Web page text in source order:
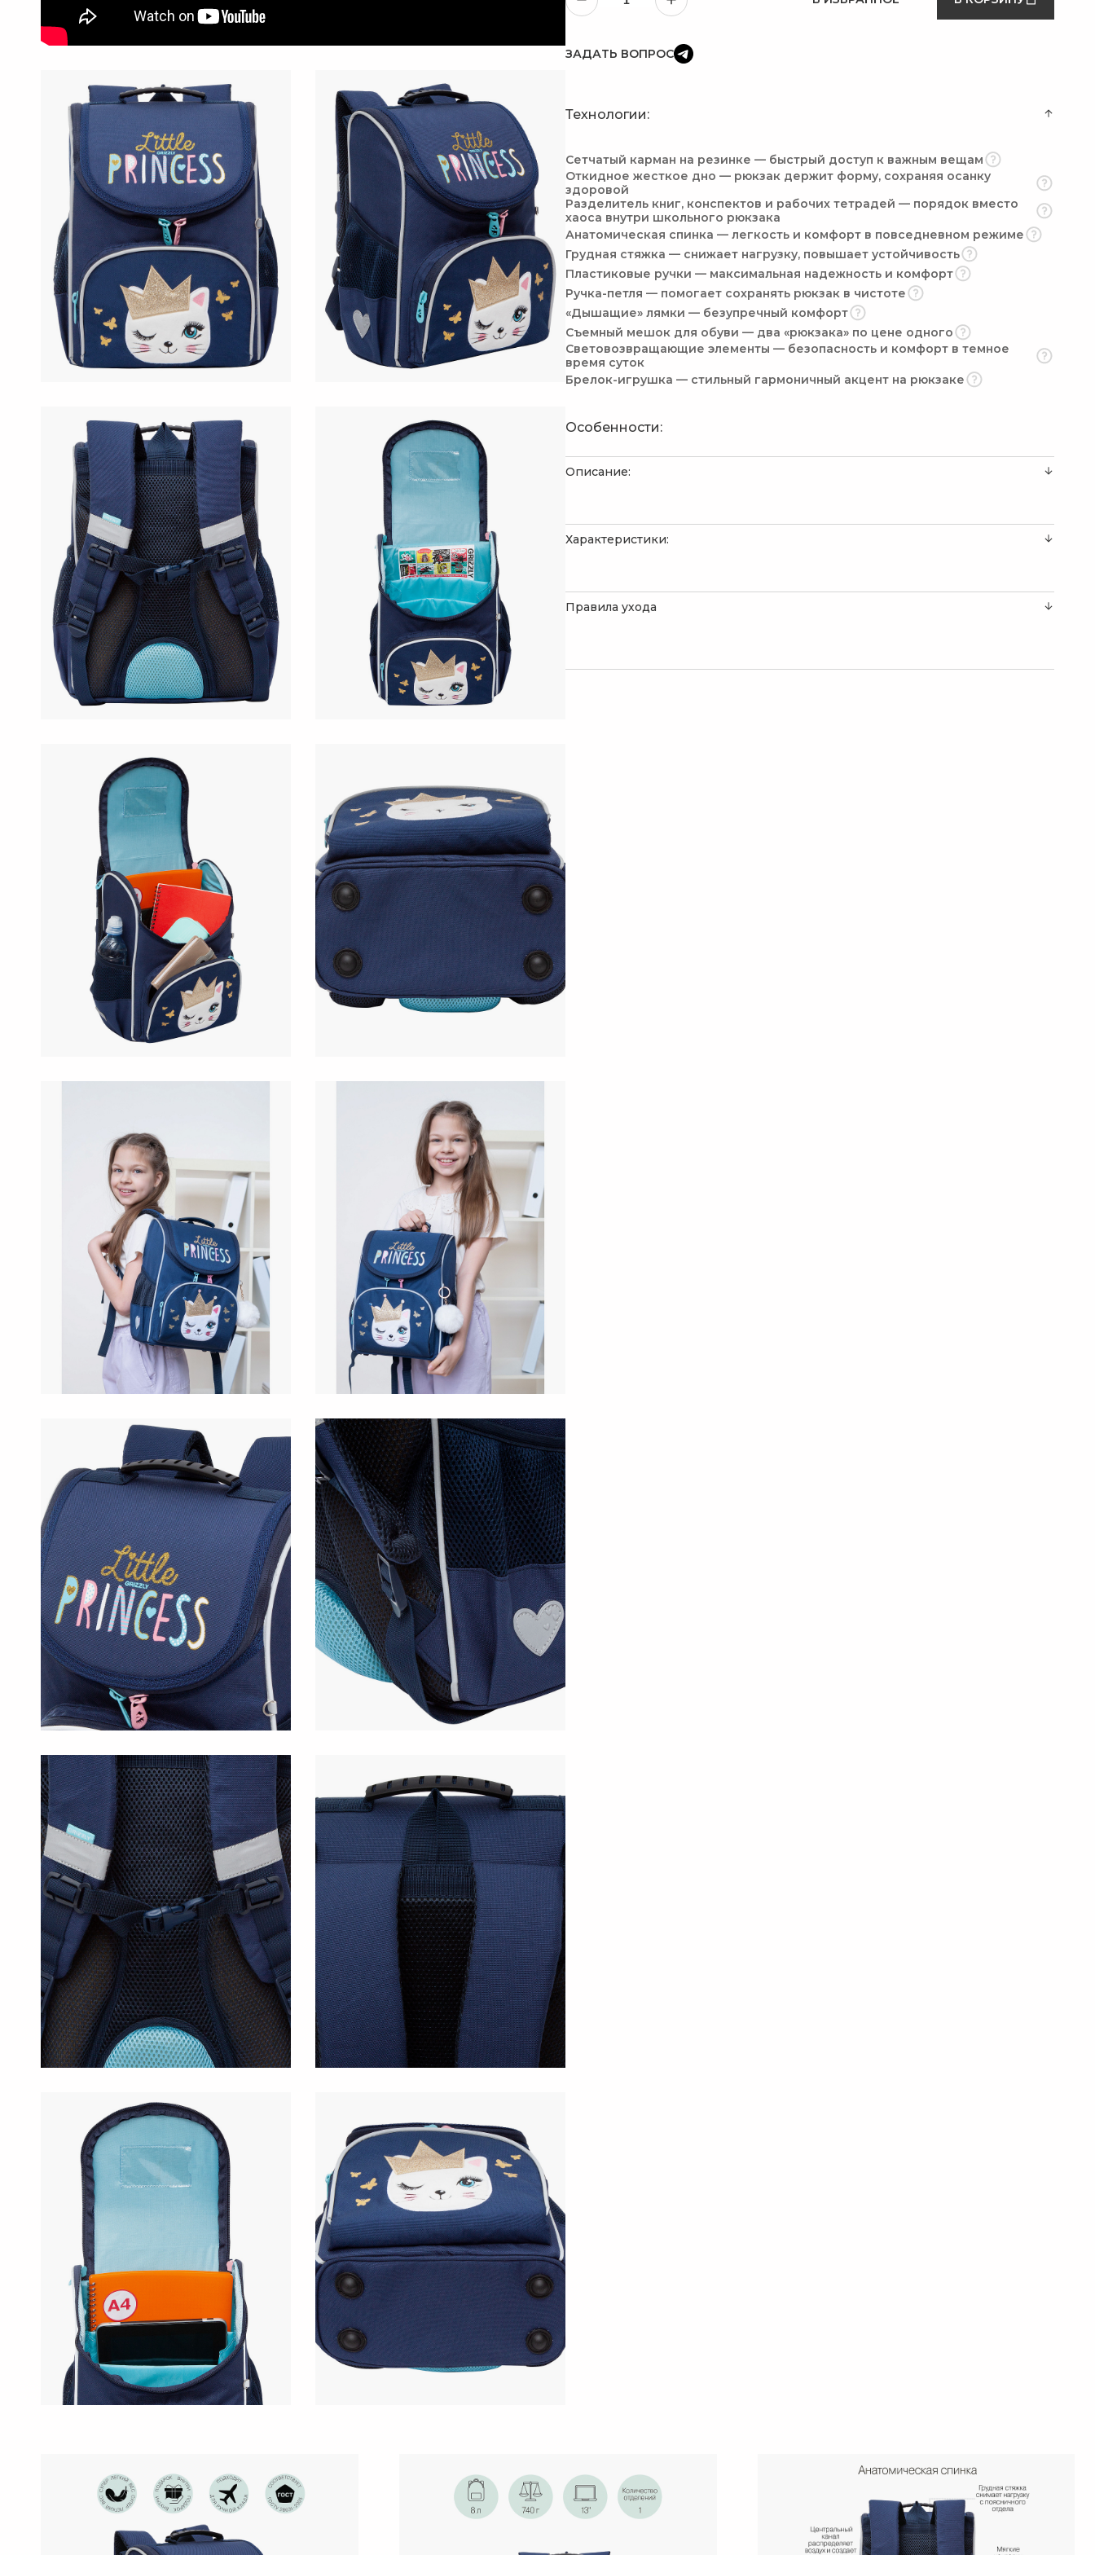
ЗАДАТЬ ВОПРОС
Технологии:
Сетчатый карман на резинке — быстрый доступ к важным вещам
Откидное жесткое дно — рюкзак держит форму, сохраняя осанку
здоровой
Разделитель книг, конспектов и рабочих тетрадей — порядок вместо
хаоса внутри школьного рюкзака
Анатомическая спинка — легкость и комфорт в повседневном режиме
Грудная стяжка — снижает нагрузку, повышает устойчивость
Пластиковые ручки — максимальная надежность и комфорт
Ручка-петля — помогает сохранять рюкзак в чистоте
«Дышащие» лямки — безупречный комфорт
Съемный мешок для обуви — два «рюкзака» по цене одного
Световозвращающие элементы — безопасность и комфорт в темное
время суток
Брелок-игрушка — стильный гармоничный акцент на рюкзаке
Особенности:
Описание:
Характеристики:
Правила ухода